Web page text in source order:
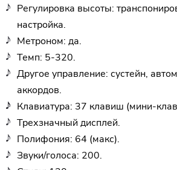
Регулировка высоты:
настройка.
Метроном: да.
Темп: 5-320.
Другое управление: сустейн,
аккордов.
Клавиатура: 37 клавиш (мини-
Трехзначный дисплей.
Полифония: 64 (макс).
Звуки/голоса: 200.